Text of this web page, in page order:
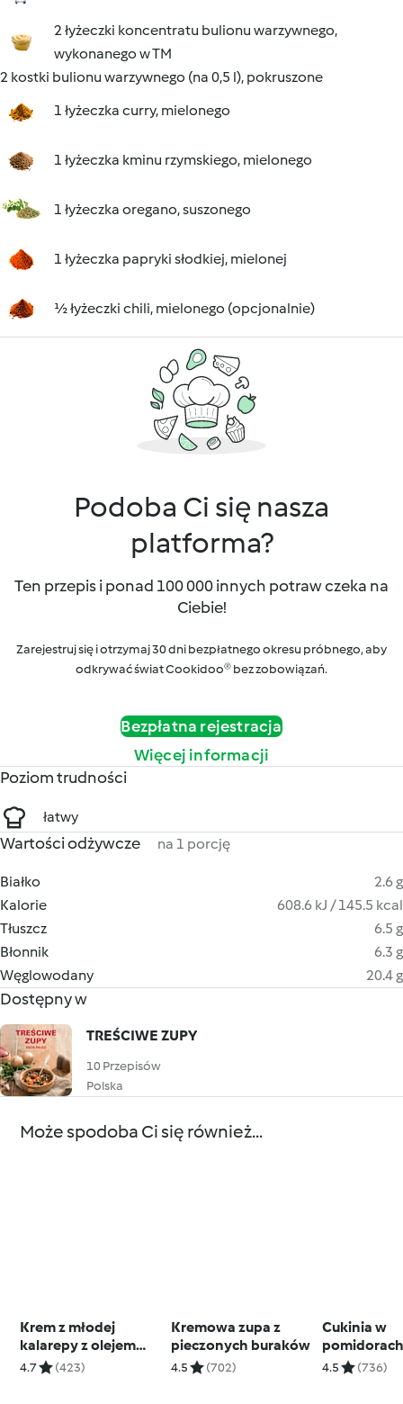
2 łyżeczki koncentratu bulionu warzywnego,
wykonanego w TM
2 kostki bulionu warzywnego (na 0,5 l), pokruszone
1 łyżeczka curry, mielonego
1 łyżeczka kminu rzymskiego, mielonego
1 łyżeczka oregano, suszonego
1 łyżeczka papryki słodkiej, mielonej
½ łyżeczki chili, mielonego (opcjonalnie)
Podoba Ci się nasza
platforma?
Ten przepis i ponad 100 000 innych potraw czeka na
Ciebie!
Zarejestruj się i otrzymaj 30 dni bezpłatnego okresu próbnego, aby
odkrywać świat Cookidoo® bez zobowiązań.
Bezpłatna rejestracja
Więcej informacji
Poziom trudności
łatwy
Wartości odżywcze na 1 porcję
Białko
2.6 g
Kalorie
608.6 kJ / 145.5 kcal
Tłuszcz
6.5 g
Błonnik
6.3 g
Węglowodany
20.4 g
Dostępny w
TREŚCIWE ZUPY
10 Przepisów
Polska
Może spodoba Ci się również...
Krem z młodej
kalarepy z olejem
koperkowym
4.7 (423)
Kremowa zupa z
pieczonych buraków
4.5 (702)
Cukinia w
4.5 (736)